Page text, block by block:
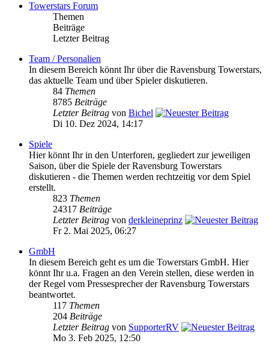
Towerstars Forum
Themen
Beiträge
Letzter Beitrag
Team / Personalien
In diesem Bereich könnt Ihr über die Ravensburg Towerstars,
das aktuelle Team und über Spieler diskutieren.
84 Themen
8785 Beiträge
Letzter Beitrag von Bichel
Di 10. Dez 2024, 14:17
Spiele
Hier könnt Ihr in den Unterforen, gegliedert zur jeweiligen
Saison, über die Spiele der Ravensburg Towerstars
diskutieren - die Themen werden rechtzeitig vor dem Spiel
erstellt.
823 Themen
24317 Beiträge
Letzter Beitrag von derkleineprinz
Fr 2. Mai 2025, 06:27
GmbH
In diesem Bereich geht es um die Towerstars GmbH. Hier
könnt Ihr u.a. Fragen an den Verein stellen, diese werden in
der Regel vom Pressesprecher der Ravensburg Towerstars
beantwortet.
117 Themen
204 Beiträge
Letzter Beitrag von SupporterRV
Mo 3. Feb 2025, 12:50